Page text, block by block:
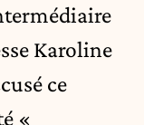
Karoline
ce
«